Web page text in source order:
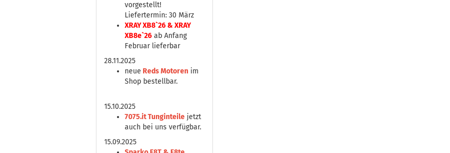
vorgestellt!
Liefertermin: 30 März
XRAY XB8`26 & XRAY
XB8e`26 ab Anfang
Februar lieferbar
28.11.2025
neue Reds Motoren im
Shop bestellbar.
15.10.2025
7075.it Tunginteile jetzt
auch bei uns verfügbar.
15.09.2025